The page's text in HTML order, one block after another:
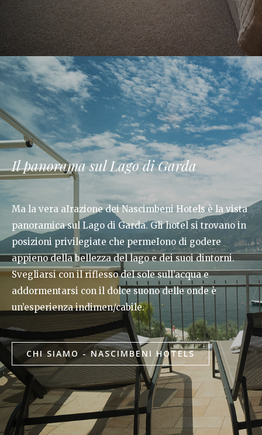
Il panorama sul Lago di Garda
Ma la vera aIrazione dei Nascimbeni Hotels è la vista
panoramica sul Lago di Garda. Gli hotel si trovano in
posizioni privilegiate che permeIono di godere
appieno della bellezza del lago e dei suoi dintorni.
Svegliarsi con il riflesso del sole sull’acqua e
addormentarsi con il dolce suono delle onde è
un’esperienza indimen/cabile.
CHI SIAMO - NASCIMBENI HOTELS